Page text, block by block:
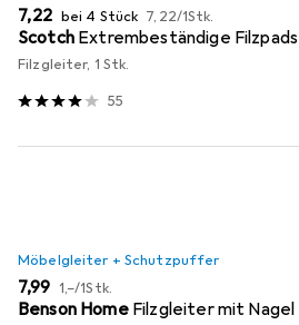
EUR
7,22 bei 4 Stück EUR
7,22/1Stk.
Scotch Extrembeständige Filzpads
Filzgleiter, 1 Stk.
55
Möbelgleiter + Schutzpuffer
EUR
7,99 EUR
1,–/1Stk.
Benson Home Filzgleiter mit Nagel